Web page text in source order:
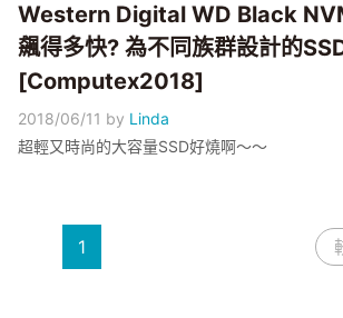
Western Digital WD Black
飆得多快? 為不同族群設計的
[Computex2018]
2018/06/11 by Linda
超輕又時尚的大容量SSD好燒啊～～
1